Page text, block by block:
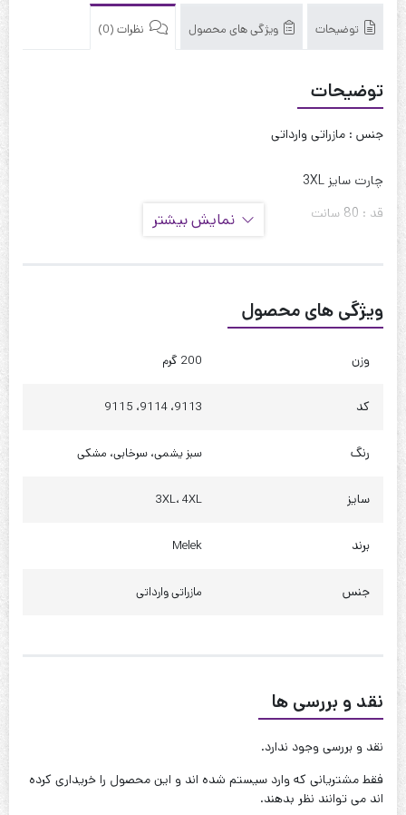
توضیحات ویژگی های محصول نظرات (0)
توضیحات
جنس : مازراتی وارداتی
چارت سایز 3XL
قد : 80 سانت
دور بازو : 40 سانت
دور باسن : 125 تا 135
چارت سایز 4XL
حلقه آستین : 60 سانت
دور بازو : 42 سانت
نحوه شستشو:با آب 40 درجه و بدون استفاده از مایعات سفیدکننده
نمایش بیشتر
ویژگی های محصول
وزن 200 گرم
کد 9113، 9114، 9115
رنگ سبز یشمی، سرخابی، مشکی
سایز 3XL، 4XL
برند Melek
جنس مازراتی وارداتی
نقد و بررسی ها
نقد و بررسی وجود ندارد.
فقط مشتریانی که وارد سیستم شده اند و این محصول را خریداری کرده
اند می توانند نظر بدهند.